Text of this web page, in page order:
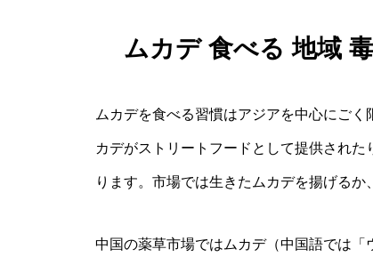
ムカデ 食べる 地域
ムカデを食べる習慣はアジアを中心にご
カデがストリートフードとして提供され
ります。市場では生きたムカデを揚げる
中国の薬草市場ではムカデ（中国語では